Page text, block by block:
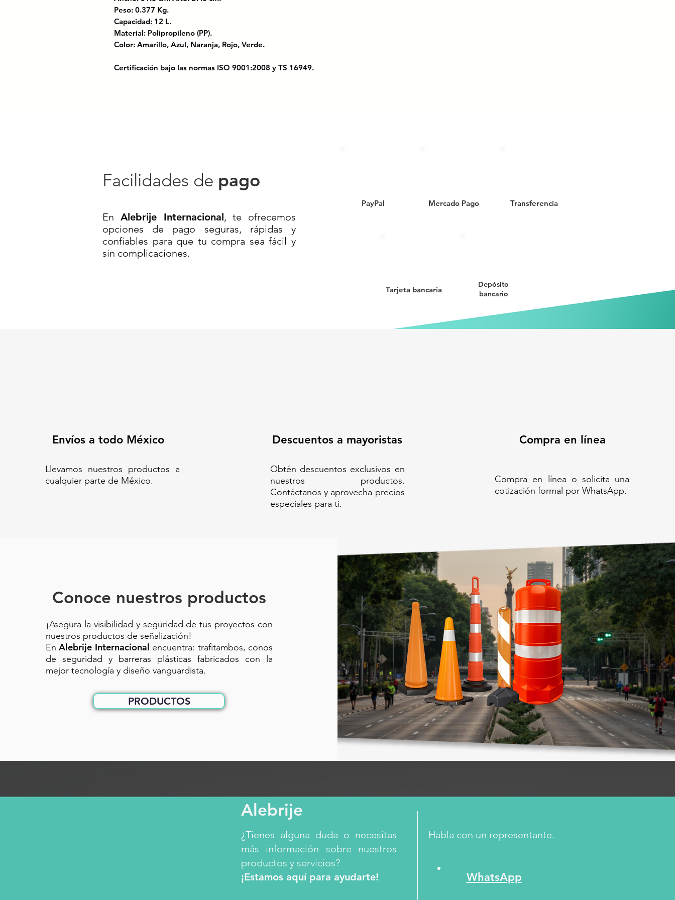
Peso: 0.377 Kg.
Capacidad: 12 L.
Material: Polipropileno (PP).
Color: Amarillo, Azul, Naranja, Rojo, Verde.
Certificación bajo las normas ISO 9001:2008 y TS 16949.
PLÁSTICO// CUBETA PARA HOGAR// CUBETA PARA
ALMECENAMIENTO Y LIMPIEZA// ARTICULOS DE PLÁSTICO PARA LA
Facilidades de pago
En Alebrije Internacional, te ofrecemos
opciones de pago seguras, rápidas y
confiables para que tu compra sea fácil y
sin complicaciones.
PayPal Mercado Pago Transferencia
Tarjeta bancaria
Depósito
bancario
Envíos a todo México
Llevamos nuestros productos a
cualquier parte de México.
Descuentos a mayoristas
Obtén descuentos exclusivos en
nuestros productos.
Contáctanos y aprovecha precios
especiales para ti.
Compra en línea
Compra en línea o solicita una
cotización formal por WhatsApp.
Conoce nuestros productos
¡Asegura la visibilidad y seguridad de tus proyectos con
nuestros productos de señalización!
EnAlebrije Internacional encuentra: trafitambos, conos
de seguridad y barreras plásticas fabricados con la
mejor tecnología y diseño vanguardista.
PRODUCTOS
Alebrije
¿Tienes alguna duda o necesitas
más información sobre nuestros
productos y servicios?
¡Estamos aquí para ayudarte!
Habla con un representante.
WhatsApp